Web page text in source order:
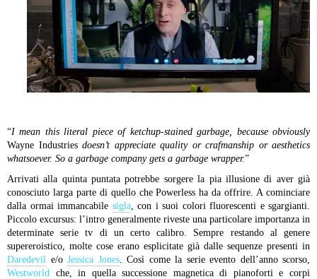
“I mean this literal piece of ketchup-stained garbage, because obviously
Wayne Industriesdoesn’t appreciate quality or crafmanship or aesthetics
whatsoever. So a garbage company gets a garbage wrapper.”
Arrivati alla quinta puntata potrebbe sorgere la pia illusione di aver già
conosciuto larga parte di quello che Powerless ha da offrire. A cominciare
dalla ormai immancabile sigla, con i suoi colori fluorescenti e sgargianti.
Piccolo excursus: l’intro generalmente riveste una particolare importanza in
determinate serie tv di un certo calibro. Sempre restando al genere
supereroistico, molte cose erano esplicitate già dalle sequenze presenti in
Daredevil e/o Jessica Jones. Così come la serie evento dell’anno scorso,
Westworld che, in quella successione magnetica di pianoforti e corpi